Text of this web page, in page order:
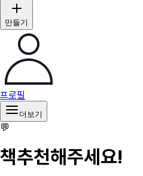
만들기
프로필
더보기
💬
책추천해주세요!